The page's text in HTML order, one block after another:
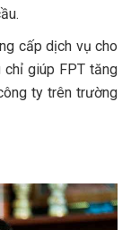
cấp dịch vụ cho
chỉ giúp FPT tăng
ty trên trường